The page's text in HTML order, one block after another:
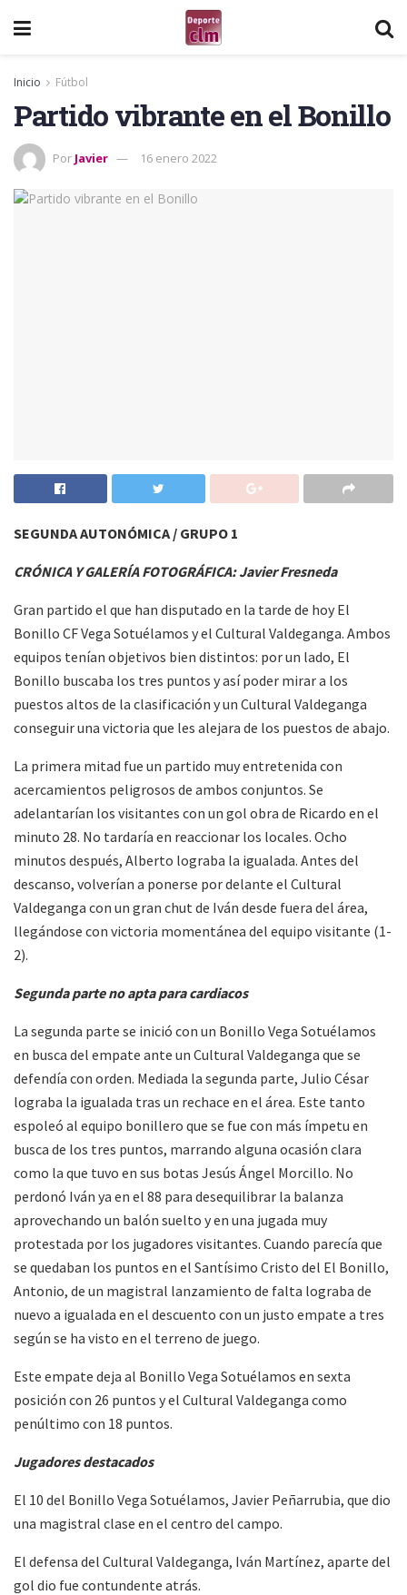
Inicio Fútbol
Partido vibrante en el Bonillo
Por Javier 16 enero 2022
SEGUNDA AUTONÓMICA / GRUPO 1
CRÓNICA Y GALERÍA FOTOGRÁFICA: Javier Fresneda
Gran partido el que han disputado en la tarde de hoy El
Bonillo CF Vega Sotuélamos y el Cultural Valdeganga. Ambos
equipos tenían objetivos bien distintos: por un lado, El
Bonillo buscaba los tres puntos y así poder mirar a los
puestos altos de la clasificación y un Cultural Valdeganga
conseguir una victoria que les alejara de los puestos de abajo.
La primera mitad fue un partido muy entretenida con
acercamientos peligrosos de ambos conjuntos. Se
adelantarían los visitantes con un gol obra de Ricardo en el
minuto 28. No tardaría en reaccionar los locales. Ocho
minutos después, Alberto lograba la igualada. Antes del
descanso, volverían a ponerse por delante el Cultural
Valdeganga con un gran chut de Iván desde fuera del área,
llegándose con victoria momentánea del equipo visitante (1-
2).
Segunda parte no apta para cardiacos
La segunda parte se inició con un Bonillo Vega Sotuélamos
en busca del empate ante un Cultural Valdeganga que se
defendía con orden. Mediada la segunda parte, Julio César
lograba la igualada tras un rechace en el área. Este tanto
espoleó al equipo bonillero que se fue con más ímpetu en
busca de los tres puntos, marrando alguna ocasión clara
como la que tuvo en sus botas Jesús Ángel Morcillo. No
perdonó Iván ya en el 88 para desequilibrar la balanza
aprovechando un balón suelto y en una jugada muy
protestada por los jugadores visitantes. Cuando parecía que
se quedaban los puntos en el Santísimo Cristo del El Bonillo,
Antonio, de un magistral lanzamiento de falta lograba de
nuevo a igualada en el descuento con un justo empate a tres
según se ha visto en el terreno de juego.
Este empate deja al Bonillo Vega Sotuélamos en sexta
posición con 26 puntos y el Cultural Valdeganga como
penúltimo con 18 puntos.
Jugadores destacados
El 10 del Bonillo Vega Sotuélamos, Javier Peñarrubia, que dio
una magistral clase en el centro del campo.
El defensa del Cultural Valdeganga, Iván Martínez, aparte del
gol dio fue contundente atrás.